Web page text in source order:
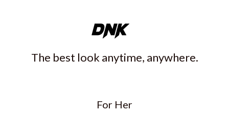
The best look anytime, anywhere.
For Her